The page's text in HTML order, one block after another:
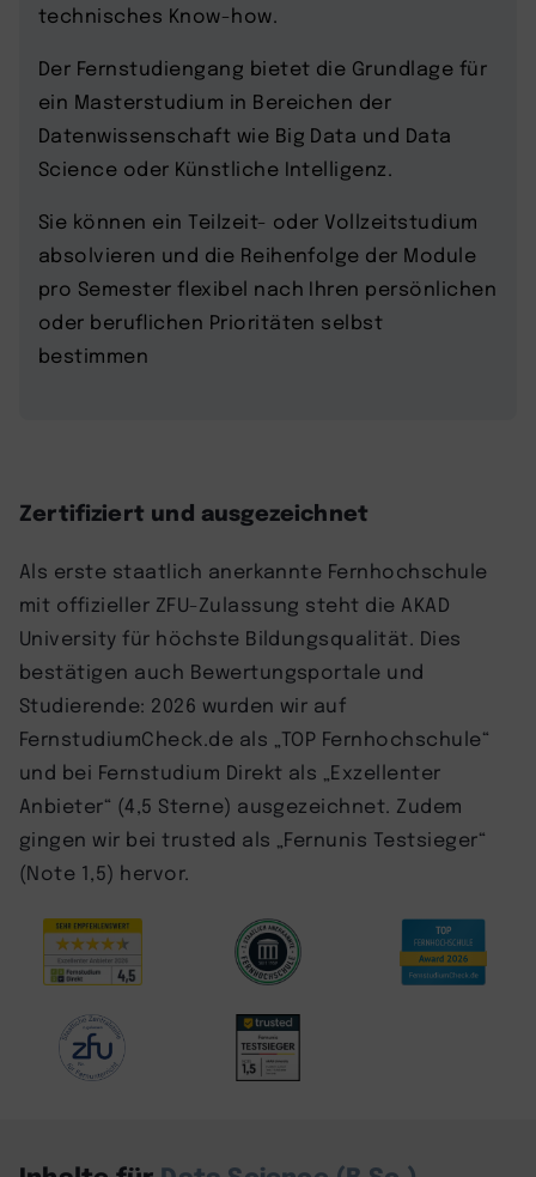
technisches Know-how.
Der Fernstudiengang bietet die Grundlage für
ein Masterstudium in Bereichen der
Datenwissenschaft wie Big Data und Data
Science oder Künstliche Intelligenz.
Sie können ein Teilzeit- oder Vollzeitstudium
absolvieren und die Reihenfolge der Module
pro Semester flexibel nach Ihren persönlichen
oder beruflichen Prioritäten selbst
bestimmen
Zertifiziert und ausgezeichnet
Als erste staatlich anerkannte Fernhochschule
mit offizieller ZFU-Zulassung steht die AKAD
University für höchste Bildungsqualität. Dies
bestätigen auch Bewertungsportale und
Studierende: 2026 wurden wir auf
FernstudiumCheck.de als „TOP Fernhochschule“
und bei Fernstudium Direkt als „Exzellenter
Anbieter“ (4,5 Sterne) ausgezeichnet. Zudem
gingen wir bei trusted als „Fernunis Testsieger“
(Note 1,5) hervor.